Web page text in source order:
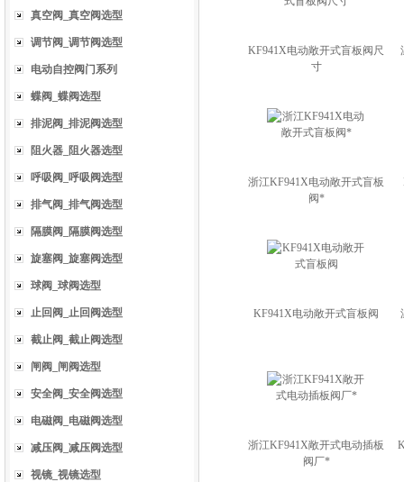
真空阀_真空阀选型
调节阀_调节阀选型
电动自控阀门系列
蝶阀_蝶阀选型
排泥阀_排泥阀选型
阻火器_阻火器选型
呼吸阀_呼吸阀选型
排气阀_排气阀选型
隔膜阀_隔膜阀选型
旋塞阀_旋塞阀选型
球阀_球阀选型
止回阀_止回阀选型
截止阀_截止阀选型
闸阀_闸阀选型
安全阀_安全阀选型
电磁阀_电磁阀选型
减压阀_减压阀选型
视镜_视镜选型
KF941X电动敞开式盲板阀尺
寸
浙江KF941X电动敞开式盲板
阀*
KF941X电动敞开式盲板阀
浙江KF941X敞开式电动插板
阀厂*